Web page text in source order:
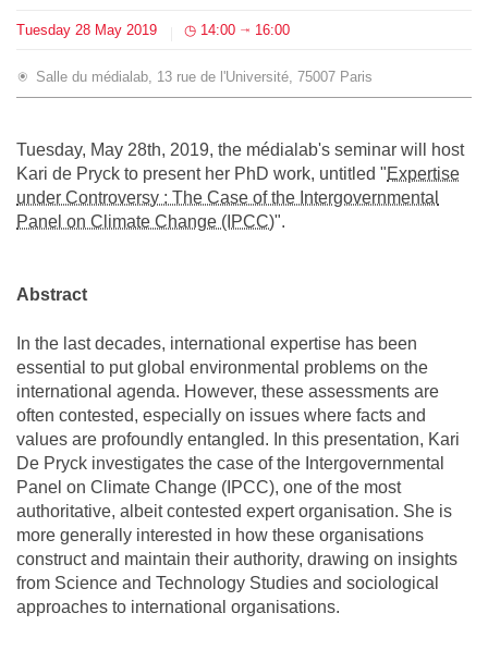
Tuesday 28 May 2019 14:00 ⇥ 16:00
Salle du médialab, 13 rue de l'Université, 75007 Paris
Tuesday, May 28th, 2019, the médialab's seminar will host
Kari de Pryck to present her PhD work, untitled "Expertise
under Controversy : The Case of the Intergovernmental
Panel on Climate Change (IPCC)".
Abstract
In the last decades, international expertise has been
essential to put global environmental problems on the
international agenda. However, these assessments are
often contested, especially on issues where facts and
values are profoundly entangled. In this presentation, Kari
De Pryck investigates the case of the Intergovernmental
Panel on Climate Change (IPCC), one of the most
authoritative, albeit contested expert organisation. She is
more generally interested in how these organisations
construct and maintain their authority, drawing on insights
from Science and Technology Studies and sociological
approaches to international organisations.